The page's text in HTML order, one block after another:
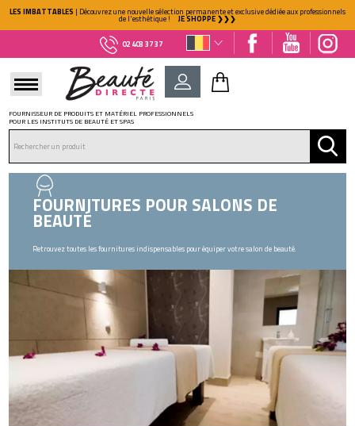
LES IMBATTABLES | Découvrez une nouvelle sélection permanente et exclusive dédiée aux professionnels
de l'esthétique ! JE SHOPPE ❯❯❯
02 403 37 37
NOUVEAU CLIENT ?
Créez votre compte
Créer mon compte
FOURNISSEUR DE PRODUITS ET MATÉRIEL PROFESSIONNELS
POUR LES INSTITUTS DE BEAUTÉ ET SPAS
FOURNITURES POUR SALONS DE
BEAUTÉ
Retrouvez toutes les fournitures indispensables pour équiper votre salon de beauté.